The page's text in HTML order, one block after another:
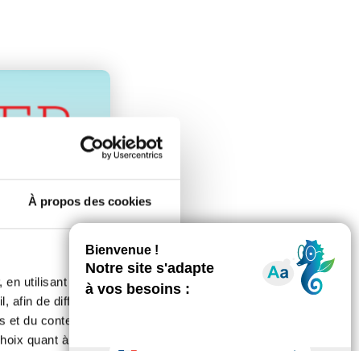
À propos des cookies
en utilisant des
afin de diffuser des
du contenu, ainsi que de
quant à l'utilisation de
du paquet